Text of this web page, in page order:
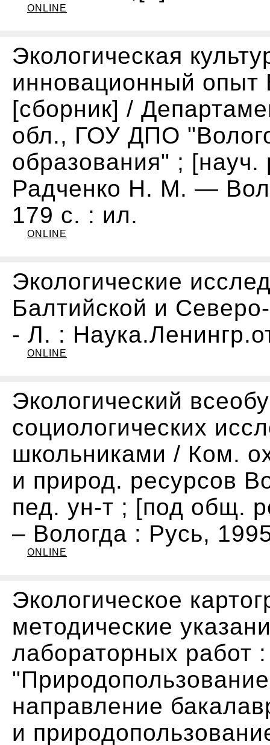
ONLINE
Экологическая
инновационный опыт
[сборник] /
обл., ГОУ ДПО
образования" ;
Радченко Н. М. —
179 с. : ил.
ONLINE
Экологические
Балтийской и
- Л. :
ONLINE
Экологический
социологических
школьниками / Ком.
и природ. ресурсов
пед. ун-т ; [под общ.
– Вологда : Русь,
ONLINE
Экологическое
методические
лабораторных работ
направление
и